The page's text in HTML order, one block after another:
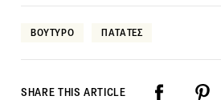
ΒΟΥΤΥΡΟ ΠΑΤΑΤΕΣ
SHARE THIS ARTICLE